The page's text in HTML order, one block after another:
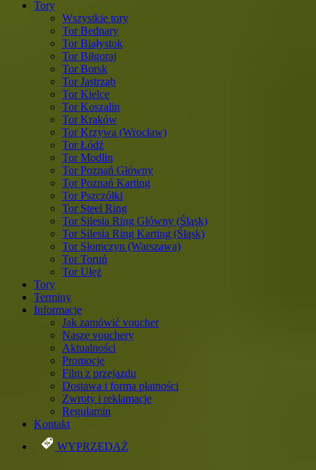
Tory
Wszystkie tory
Tor Bednary
Tor Białystok
Tor Biłgoraj
Tor Borsk
Tor Jastrząb
Tor Kielce
Tor Koszalin
Tor Kraków
Tor Krzywa (Wrocław)
Tor Łódź
Tor Modlin
Tor Poznań Główny
Tor Poznań Karting
Tor Pszczółki
Tor Steel Ring
Tor Silesia Ring Główny (Śląsk)
Tor Silesia Ring Karting (Śląsk)
Tor Słomczyn (Warszawa)
Tor Toruń
Tor Ułęż
Tory
Terminy
Informacje
Jak zamówić voucher
Nasze vouchery
Aktualności
Promocje
Film z przejazdu
Dostawa i forma płatności
Zwroty i reklamacje
Regulamin
Kontakt
WYPRZEDAŻ